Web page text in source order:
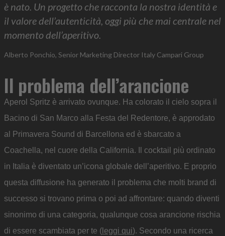
è nato. Un progetto che racconta la nostra identità e
il valore dell’autenticità, oggi più che mai centrale nel
momento dell’aperitivo.
Alberto Ponchio, Senior Marketing Director Italy Campari Group
Il problema dell’arancione
Aperol Spritz è arrivato ovunque. Ha colorato il cielo sopra il
Bacino di San Marco alla Festa del Redentore, è approdato
al Primavera Sound di Barcellona ed è sbarcato a
Coachella, nel cuore della California. Il cocktail più ordinato
in Italia è diventato un’icona globale dell’aperitivo. E proprio
questa diffusione ha generato il problema che molti brand di
successo si trovano prima o poi ad affrontare: quando diventi
sinonimo di una categoria, qualunque cosa arancione rischia
di essere scambiata per te ( leggi qui). Secondo una ricerca